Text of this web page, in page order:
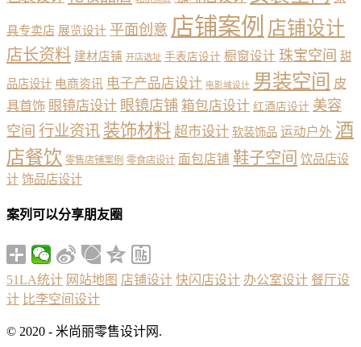
具专卖店 展览设计 平面创意 店铺案例 店铺设计
店长资料 建材店铺 开店选址 手表店设计 橱窗设计 珠宝空间 甜
品店设计 电商资讯 电子产品店设计 电影城设计 男装空间 皮
具首饰 眼镜店设计 眼镜店铺 箱包店设计 红酒店设计 美容
空间 行业资讯 装饰材料 超市设计 软装饰品 运动户外 酒
店餐饮 零售店铺案例 零食店设计 面包店铺 鞋子空间 饮品店设
计 饰品店设计
案列可以分享朋友圈
51LA统计 网站地图 店铺设计 快闪店设计 办公室设计 餐厅设
计 比李空间设计
© 2020 - 米尚丽零售设计网.